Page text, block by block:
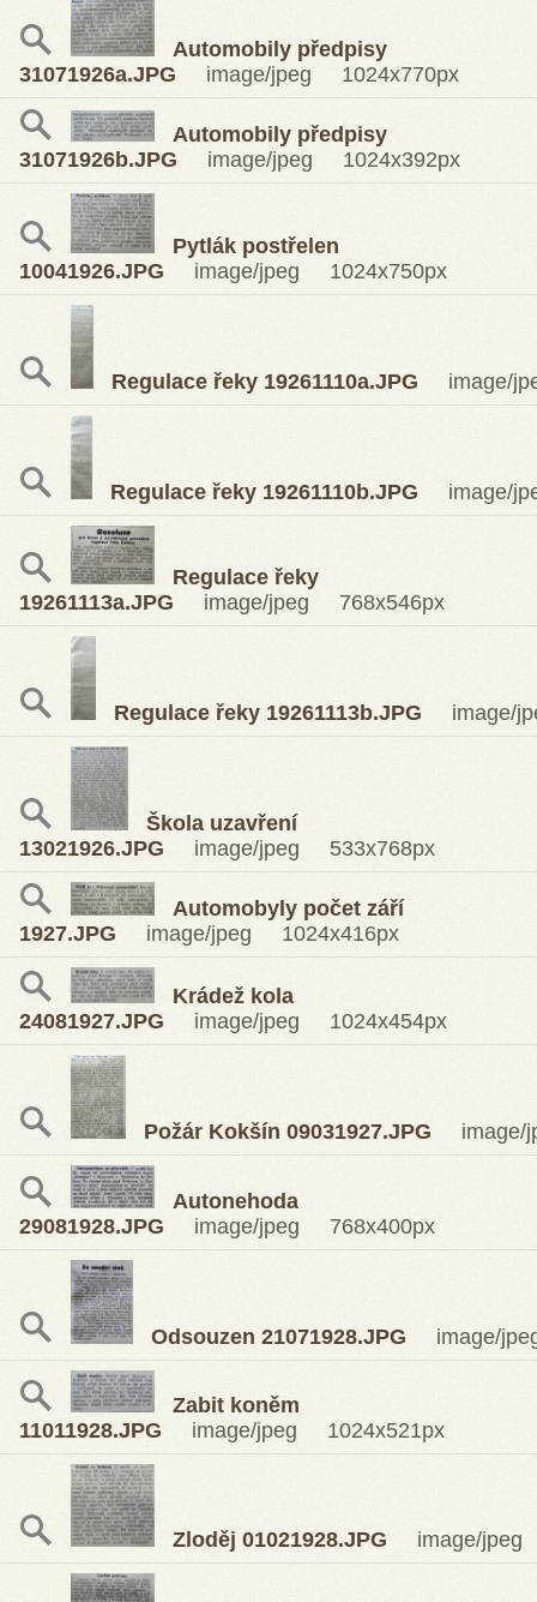
Automobily předpisy
31071926a.JPG image/jpeg 1024x770px
Automobily předpisy
31071926b.JPG image/jpeg 1024x392px
Pytlák postřelen
10041926.JPG image/jpeg 1024x750px
Regulace řeky 19261110a.JPG image/
Regulace řeky 19261110b.JPG image/
Regulace řeky
19261113a.JPG image/jpeg 768x546px
Regulace řeky 19261113b.JPG image/
Škola uzavření
13021926.JPG image/jpeg 533x768px
Automobyly počet září
1927.JPG image/jpeg 1024x416px
Krádež kola
24081927.JPG image/jpeg 1024x454px
Požár Kokšín 09031927.JPG image/
Autonehoda
29081928.JPG image/jpeg 768x400px
Odsouzen 21071928.JPG image/
Zabit koněm
11011928.JPG image/jpeg 1024x521px
Zloděj 01021928.JPG image/jpeg